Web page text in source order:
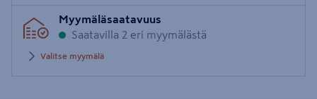
postinumero
Myymäläsaatavuus
Saatavilla 2 eri myymälästä
Valitse myymälä